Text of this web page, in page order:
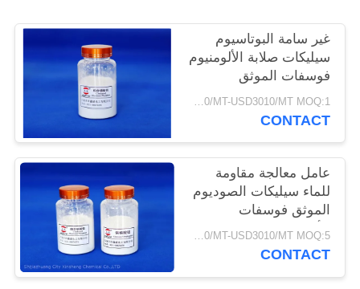
POLICY
غير سامة البوتاسيوم
سيليكات صلابة الألومنيوم
فوسفات الموثق
USD2800/MT-USD3010/MT MOQ:1 كجم
CONTACT
عامل معالجة مقاومة
للماء سيليكات الصوديوم
الموثق فوسفات
الألومنيوم
USD2800/MT-USD3010/MT MOQ:5 طن
CONTACT